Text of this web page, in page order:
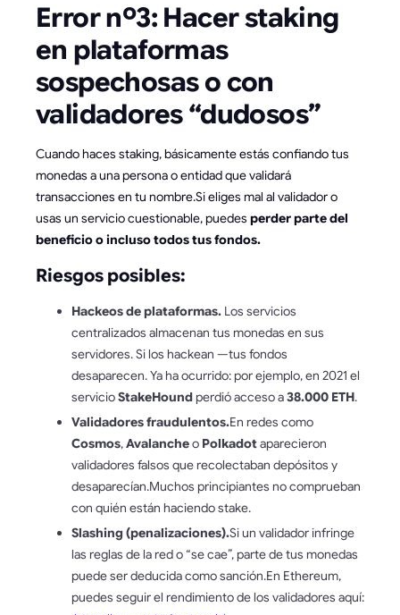
Error nº3: Hacer staking
en plataformas
sospechosas o con
validadores “dudosos”
Cuando haces staking, básicamente estás confiando tus
monedas a una persona o entidad que validará
transacciones en tu nombre.Si eliges mal al validador o
usas un servicio cuestionable, puedes perder parte del
beneficio o incluso todos tus fondos.
Riesgos posibles:
Hackeos de plataformas. Los servicios
centralizados almacenan tus monedas en sus
servidores. Si los hackean —tus fondos
desaparecen. Ya ha ocurrido: por ejemplo, en 2021 el
servicioStakeHoundperdió acceso a38.000 ETH.
Validadores fraudulentos.En redes como
Cosmos,Avalancheo Polkadotaparecieron
validadores falsos que recolectaban depósitos y
desaparecían.Muchos principiantes no comprueban
con quién están haciendo stake.
Slashing (penalizaciones).Si un validador infringe
las reglas de la red o “se cae”, parte de tus monedas
puede ser deducida como sanción.En Ethereum,
puedes seguir el rendimiento de los validadores aquí: